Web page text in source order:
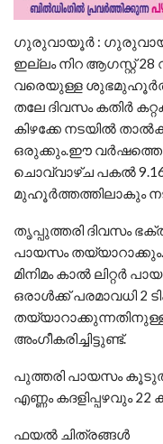
ഗുരുവായൂർ :
ഇല്ലം നിറ ആഗസ്റ്റ്
വരെയുള്ള
തലേ ദിവസം കതിർ
കിഴക്കേ നടയിൽ
ഒരുക്കും.ഈ വർഷത്തെ
ചൊവ്വാഴ്ച പകൽ
മുഹൂർത്തത്തിലാകും
തൃപ്പുത്തരി ദിവസം
പായസം തയ്യാറാക്കും.
മിനിമം കാൽ ലിറ്റർ
ഒരാൾക്ക് പരമാവധി 2
തയ്യാറാക്കുന്നതിനുള്ള
അംഗീകരിച്ചിട്ടുണ്ട്.
പുത്തരി പായസം
എണ്ണം കദളിപ്പഴവും
ഫയൽ ചിത്രങ്ങൾ